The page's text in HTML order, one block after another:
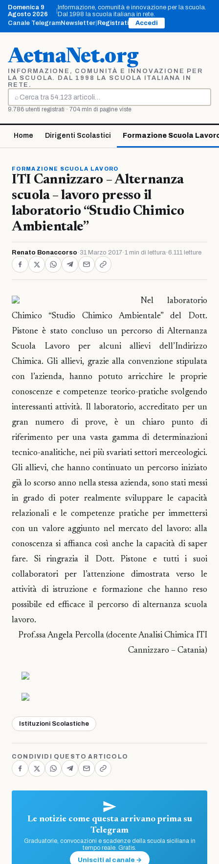
Vai
contenuto
Domenica 9
Agosto 2026
|Informazione, comunità e innovazione per la scuola.
Dal 1998 la scuola italiana in rete.
Canale TelegramNewsletter Registrati Accedi
AetnaNet.org
INFORMAZIONE, COMUNITÀ E INNOVAZIONE PER
LA SCUOLA. DAL 1998 LA SCUOLA ITALIANA IN
RETE.
⌕
Cerca
9.786 utenti registrati · 704 mln di pagine viste
Home Dirigenti Scolastici Formazione Scuola
FORMAZIONE SCUOLA LAVORO
ITI Cannizzaro – Alternanza
scuola – lavoro presso il
laboratorio “Studio Chimico
Ambientale”
Renato Bonaccorso · 31 Marzo 2017·1 min di lettura· 6.111 letture
Nel laboratorio
Chimico “Studio Chimico Ambientale” del Dott.
Pistone è stato concluso un percorso di Alternanza
Scuola Lavoro per alcuni allievi dell’Indirizzo
Chimica. Gli allievi, grazie alla convenzione stipulata
con l’azienda, hanno potuto arricchire le proprie
conoscenze e competenze teorico-pratiche svolgendo
interessanti attività. Il laboratorio, accreditato per un
gran numero di prove, è un chiaro punto di
riferimento per una vasta gamma di determinazioni
tecnico-analitiche, nei più svariati settori merceologici.
Gli allievi, che hanno continuato un percorso iniziato
già lo scorso anno nella stessa azienda, sono stati messi
in grado di poter realmente sviluppare le capacità
relazionali e le competenze pratiche per immettersi
con un valore aggiunto nel mercato del lavoro: alla
conoscenza si affianca così anche la capacità di saper
fare. Si ringrazia il Dott. Pistone e tutti i suoi
collaboratori per l’attenzione dimostrata verso le
attività di istruzione e formazione che hanno reso
possibile ed efficace il percorso di alternanza scuola
lavoro.
Prof.ssa Angela Percolla (docente Analisi Chimica ITI
Cannizzaro – Catania)
Istituzioni Scolastiche
CONDIVIDI QUESTO ARTICOLO
Le notizie come questa arrivano prima su
Telegram
Graduatorie, convocazioni e scadenze della scuola siciliana in
tempo reale. Gratis.
Unisciti al canale →